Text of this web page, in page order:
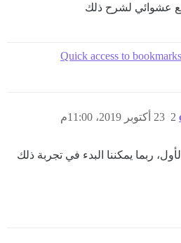
عشوائي لشرح ذلك
Quick access to
23 أكتوبر 2019، 11:00م 2
ربما يمكننا البدء في تجربة ذلك